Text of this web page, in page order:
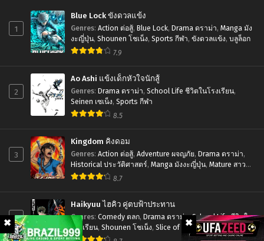
แห่ง
เซียน
ตอน
ที่1-
พากย์
ไทย+ซับ
ไทย
ไทย
Dragon
Battle
of
(2013)
ก้อน
เดอะ
มูฟ
วี่
1
Blue Lock ขังดวลแข้ง
Genres: Action ต่อสู้, Blue Lock, Drama ดราม่า, Manga มัง
งะญี่ปุ่น, Shounen โชเน็ง, Sports กีฬา, ขังดวลแข้ง, บลูล็อก
7.9
2
Ao Ashi แข้งเด็กหัวใจนักสู้
Genres: Drama ดราม่า, School Life ชีวิตในโรงเรียน,
Seinen เซเน็ง, Sports กีฬา
8.5
3
Kingdom คิงดอม
Genres: Action ต่อสู้, Adventure ผจญภัย, Drama ดราม่า,
Historical ประวัติศาสตร์, Manga มังงะญี่ปุ่น, Mature สาว
ใหญ่,Seinen เซเน็ง
8.7
4
Haikyuu ไฮคิว คู่ตบฟ้าประทาน
Genres: Comedy ตลก, Drama ดราม่า,School Life ชีวิตใน
โรงเรียน, Shounen โชเน็ง, Slice of Life รั้วโรงเรียน,
Sports กีฬา